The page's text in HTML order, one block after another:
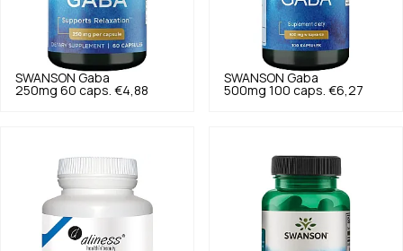
SWANSON Gaba
250mg 60 caps. €4,88
SWANSON Gaba
500mg 100 caps. €6,27